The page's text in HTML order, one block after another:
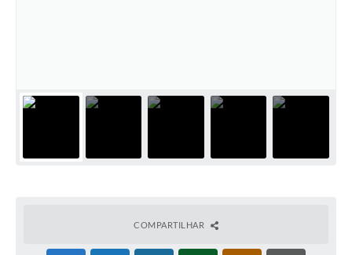
COMPARTILHAR